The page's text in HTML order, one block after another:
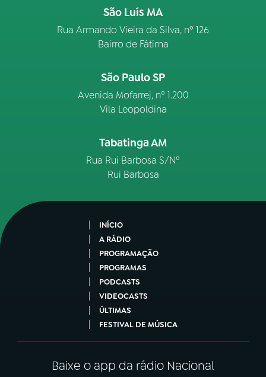
São Luís MA
Rua Armando Vieira da Silva, nº 126
Bairro de Fátima
São Paulo SP
Avenida Mofarrej, nº 1.200
Vila Leopoldina
Tabatinga AM
Rua Rui Barbosa S/Nº
Rui Barbosa
INÍCIO
A RÁDIO
PROGRAMAÇÃO
PROGRAMAS
PODCASTS
VIDEOCASTS
ÚLTIMAS
FESTIVAL DE MÚSICA
Baixe o app da rádio Nacional